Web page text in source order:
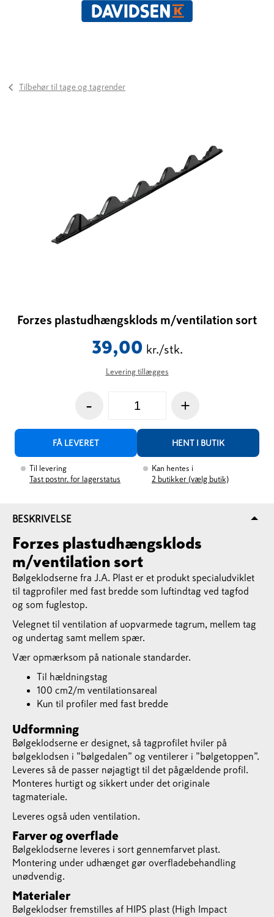
Tilbehør til tage og tagrender
Forzes plastudhængsklods m/ventilation sort
39,00 kr./stk.
Levering tillægges
- +
FÅ LEVERET HENT I BUTIK
Til levering
Tast postnr. for lagerstatus
Kan hentes i
2 butikker (vælg butik)
BESKRIVELSE
Forzes plastudhængsklods
m/ventilation sort
Bølgeklodserne fra J.A. Plast er et produkt specialudviklet
til tagprofiler med fast bredde som luftindtag ved tagfod
og som fuglestop.
Velegnet til ventilation af uopvarmede tagrum, mellem tag
og undertag samt mellem spær.
Vær opmærksom på nationale standarder.
Til hældningstag
100 cm2/m ventilationsareal
Kun til profiler med fast bredde
Udformning
Bølgeklodserne er designet, så tagprofilet hviler på
bølgeklodsen i ”bølgedalen” og ventilerer i ”bølgetoppen”.
Leveres så de passer nøjagtigt til det pågældende profil.
Monteres hurtigt og sikkert under det originale
tagmateriale.
Leveres også uden ventilation.
Farver og overflade
Bølgeklodserne leveres i sort gennemfarvet plast.
Montering under udhænget gør overfladebehandling
unødvendig.
Materialer
Bølgeklodser fremstilles af HIPS plast (High Impact